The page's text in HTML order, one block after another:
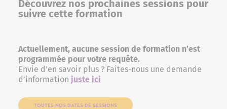
Découvrez nos prochaines sessions pour
suivre cette formation
Actuellement, aucune session de formation n’est
programmée pour votre requête.
Envie d’en savoir plus ? Faites-nous une demande
d’information juste ici
TOUTES NOS DATES DE SESSIONS